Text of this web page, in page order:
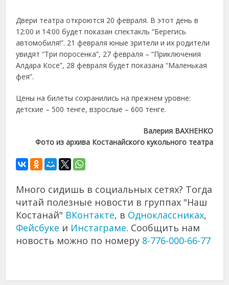
Двери театра откроются 20 февраля. В этот день в
12:00 и 14:00 будет показан спектакль “Берегись
автомобиля!”. 21 февраля юные зрители и их родители
увидят “Три поросенка”, 27 февраля – “Приключения
Алдара Косе”, 28 февраля будет показана “Маленькая
фея”.
Цены на билеты сохранились на прежнем уровне:
детские – 500 тенге, взрослые – 600 тенге.
Валерия ВАХНЕНКО
Фото из архива Костанайского кукольного театра
Много сидишь в социальных сетях? Тогда
читай полезные новости в группах "Наш
Костанай" ВКонтакте, в Одноклассниках,
Фейсбуке и Инстаграме. Сообщить нам
новость можно по номеру 8-776-000-66-77